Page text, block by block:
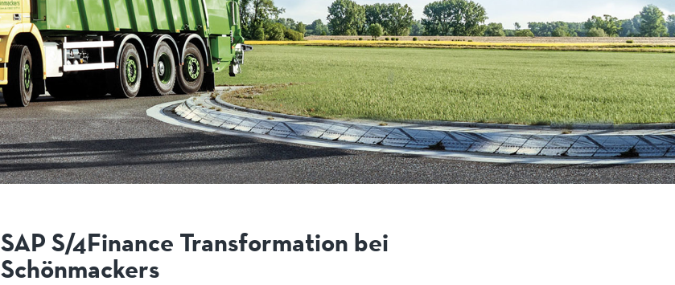
SAP S/4Finance Transformation bei
Schönmackers